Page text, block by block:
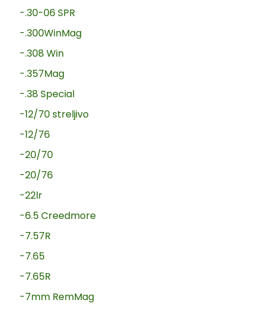
-.30-06 SPR
-.300WinMag
-.308 Win
-.357Mag
-.38 Special
-12/70 streljivo
-12/76
-20/70
-20/76
-22lr
-6.5 Creedmore
-7.57R
-7.65
-7.65R
-7mm RemMag